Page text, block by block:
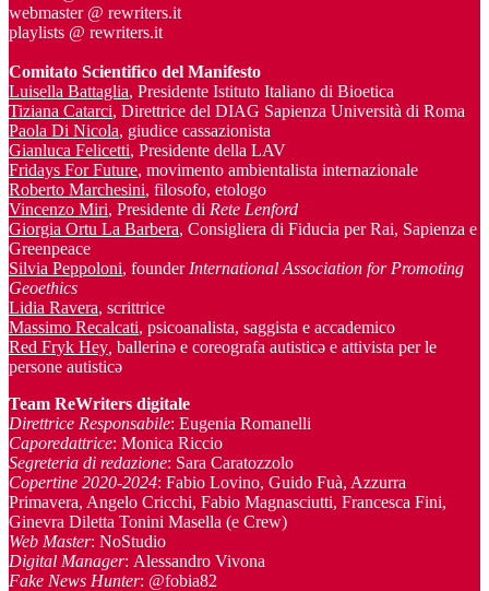
webmaster @ rewriters.it
playlists @ rewriters.it
Comitato Scientifico del Manifesto
Luisella Battaglia, Presidente Istituto Italiano di Bioetica
Tiziana Catarci, Direttrice del DIAG Sapienza Università di Roma
Paola Di Nicola, giudice cassazionista
Gianluca Felicetti, Presidente della LAV
Fridays For Future, movimento ambientalista internazionale
Roberto Marchesini, filosofo, etologo
Vincenzo Miri, Presidente di Rete Lenford
Giorgia Ortu La Barbera, Consigliera di Fiducia per Rai, Sapienza e
Greenpeace
Silvia Peppoloni, founder International Association for Promoting
Geoethics
Lidia Ravera, scrittrice
Massimo Recalcati, psicoanalista, saggista e accademico
Red Fryk Hey ballerinə e coreografa autisticə e attivista per le
persone autisticə
Team ReWriters digitale
Direttrice Responsabile: Eugenia Romanelli
Caporedattrice: Monica Riccio
Segreteria di redazione: Sara Caratozzolo
Copertine 2020-2024: Fabio Lovino, Guido Fuà, Azzurra
Primavera, Angelo Cricchi, Fabio Magnasciutti, Francesca Fini,
Ginevra Diletta Tonini Masella (e Crew)
Web Master: NoStudio
Digital Manager: Alessandro Vivona
Fake News Hunter: @fobia82